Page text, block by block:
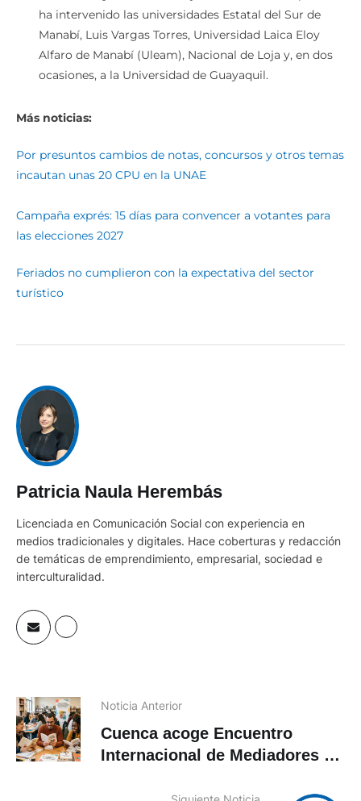
Entre 2013 y 2018, el Consejo de Educación Superior
ha intervenido las universidades Estatal del Sur de
Manabí, Luis Vargas Torres, Universidad Laica Eloy
Alfaro de Manabí (Uleam), Nacional de Loja y, en dos
Por presuntos cambios de notas, concursos y otros temas
Campaña exprés: 15 días para convencer a votantes para
Feriados no cumplieron con la expectativa del sector
Patricia Naula Herembás
Licenciada en Comunicación Social con experiencia en
medios tradicionales y digitales. Hace coberturas y redacción
de temáticas de emprendimiento, empresarial, sociedad e
Noticia Anterior
Cuenca acoge Encuentro